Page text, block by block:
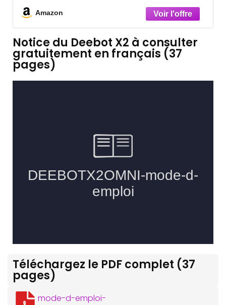
Mince,Levage des Patins de 15mm,Lavage
à l’eau Chaude des Patins,Évitement des
Obstacles (Noir
Amazon
Notice du Deebot X2 à consulter
gratuitement en français (37
pages)
Téléchargez le PDF complet (37
pages)
mode-d-emploi-